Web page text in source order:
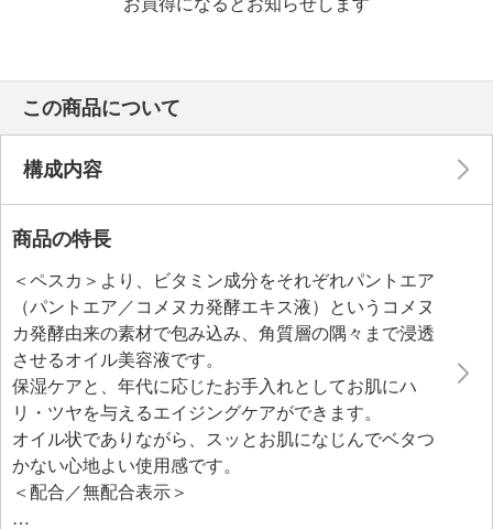
お買得になるとお知らせします
この商品について
構成内容
商品の特長
＜ペスカ＞より、ビタミン成分をそれぞれパントエア
（パントエア／コメヌカ発酵エキス液）というコメヌ
カ発酵由来の素材で包み込み、角質層の隅々まで浸透
させるオイル美容液です。
保湿ケアと、年代に応じたお手入れとしてお肌にハ
リ・ツヤを与えるエイジングケアができます。
オイル状でありながら、スッとお肌になじんでベタつ
かない心地よい使用感です。
＜配合／無配合表示＞
無鉱物油、無香料、ノンアルコール、石油系界面活性